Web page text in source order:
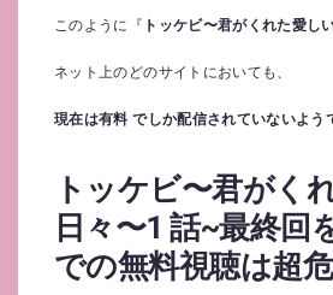
このように『 トッケビ〜君がくれた愛し
ネット上のどのサイトにおいても、
現在は有料 でしか配信されていないよう
トッケビ〜君がく
日々〜1 話~最終回
での無料視聴は超